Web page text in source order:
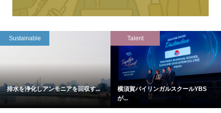
Sustainable
排水を浄化しアンモニアを回収す...
Talent
横須賀バイリンガルスクールYBS
が...